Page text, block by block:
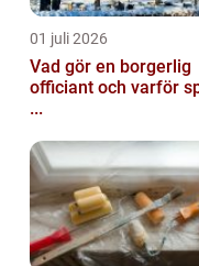
01 juli 2026
Vad gör en borgerlig
officiant och varför spelar
...